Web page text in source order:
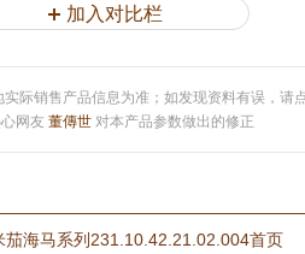
加入对比栏
际销售产品信息为准；如发现资料有误，请
网友 董傳世对本产品参数做出的修正
茄海马系列231.10.42.21.02.004首页